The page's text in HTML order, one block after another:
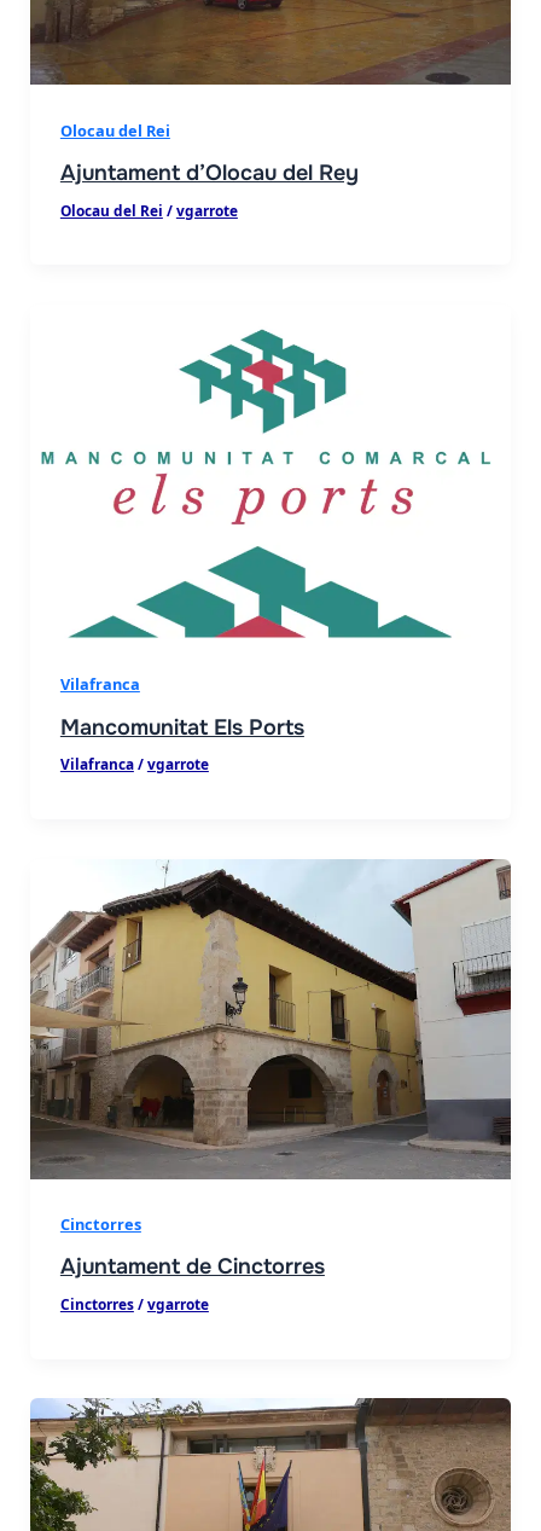
Olocau del Rei
Ajuntament d’Olocau del Rey
Olocau del Rei /vgarrote
Vilafranca
Mancomunitat Els Ports
Vilafranca/vgarrote
Cinctorres
Ajuntament de Cinctorres
Cinctorres/vgarrote